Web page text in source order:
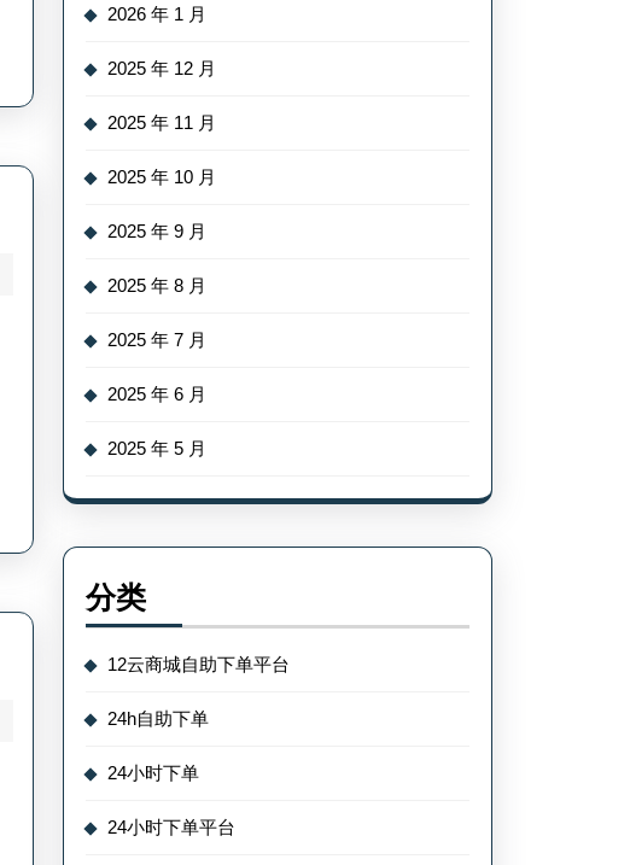
2026 年 1 月
2025 年 12 月
2025 年 11 月
2025 年 10 月
2025 年 9 月
2025 年 8 月
2025 年 7 月
2025 年 6 月
2025 年 5 月
分类
12云商城自助下单平台
24h自助下单
24小时下单
24小时下单平台